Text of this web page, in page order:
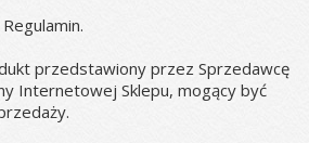
przedstawiony przez Sprzedawcę
Internetowej Sklepu, mogący być